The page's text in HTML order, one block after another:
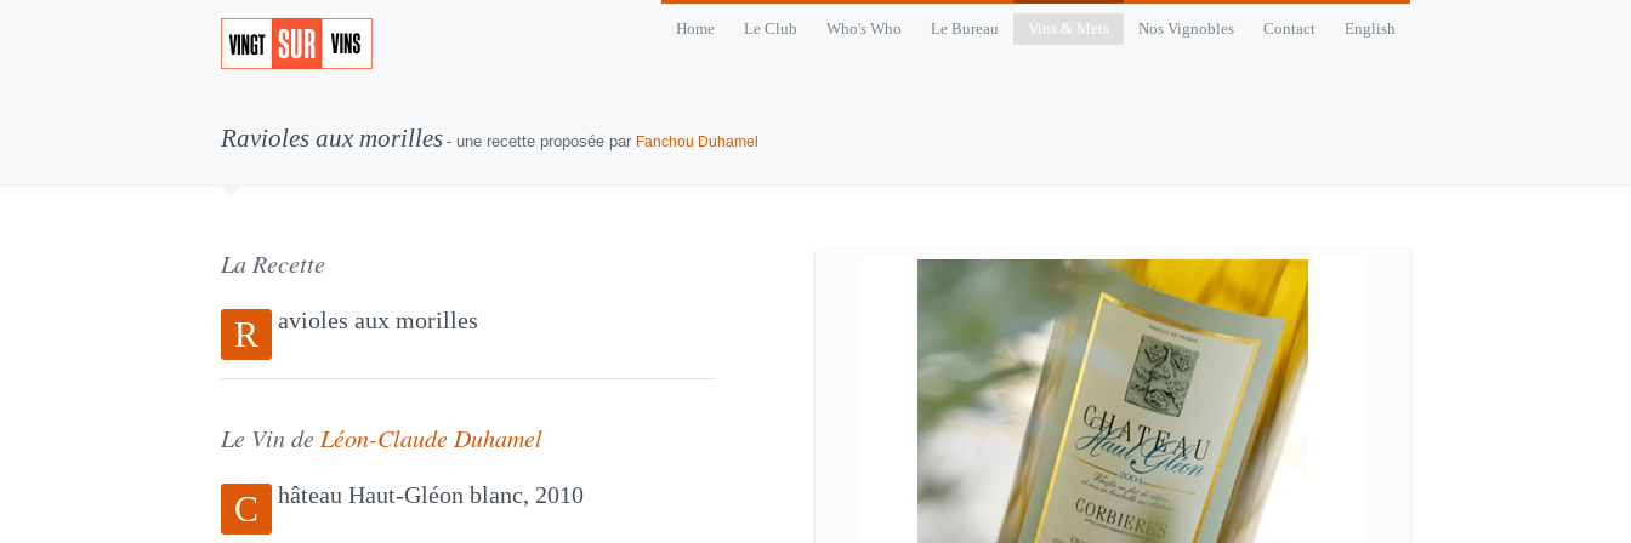
Home Le Club Who's Who Le Bureau Vins & Mets Nos Vignobles Contact English
Ravioles aux morilles - une recette proposée par Fanchou Duhamel
La Recette
R avioles aux morilles
Le Vin de Léon-Claude Duhamel
C hâteau Haut-Gléon blanc, 2010